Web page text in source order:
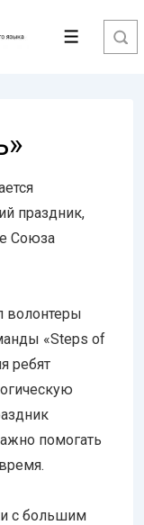
Меню
праздник,
Союза
волонтеры
«Steps of
ребят
помогать
с большим